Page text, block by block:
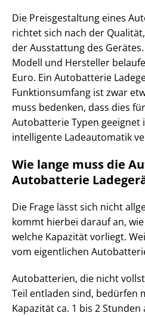
Die Preisgestaltung eines
richtet sich nach der
der Ausstattung des
Modell und Hersteller
Euro. Ein Autobatterie
Funktionsumfang ist zwar
muss bedenken, dass dies
Autobatterie Typen
intelligente Ladeautomatik
Wie lange muss die
Autobatterie
Die Frage lässt sich nicht
kommt hierbei darauf an,
welche Kapazität vorliegt.
vom eigentlichen
Autobatterien, die nicht
Teil entladen sind, bedürfen
Kapazität ca. 1 bis 2